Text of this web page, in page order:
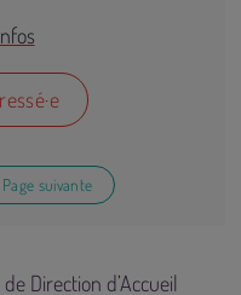
Page suivante
Direction d’Accueil